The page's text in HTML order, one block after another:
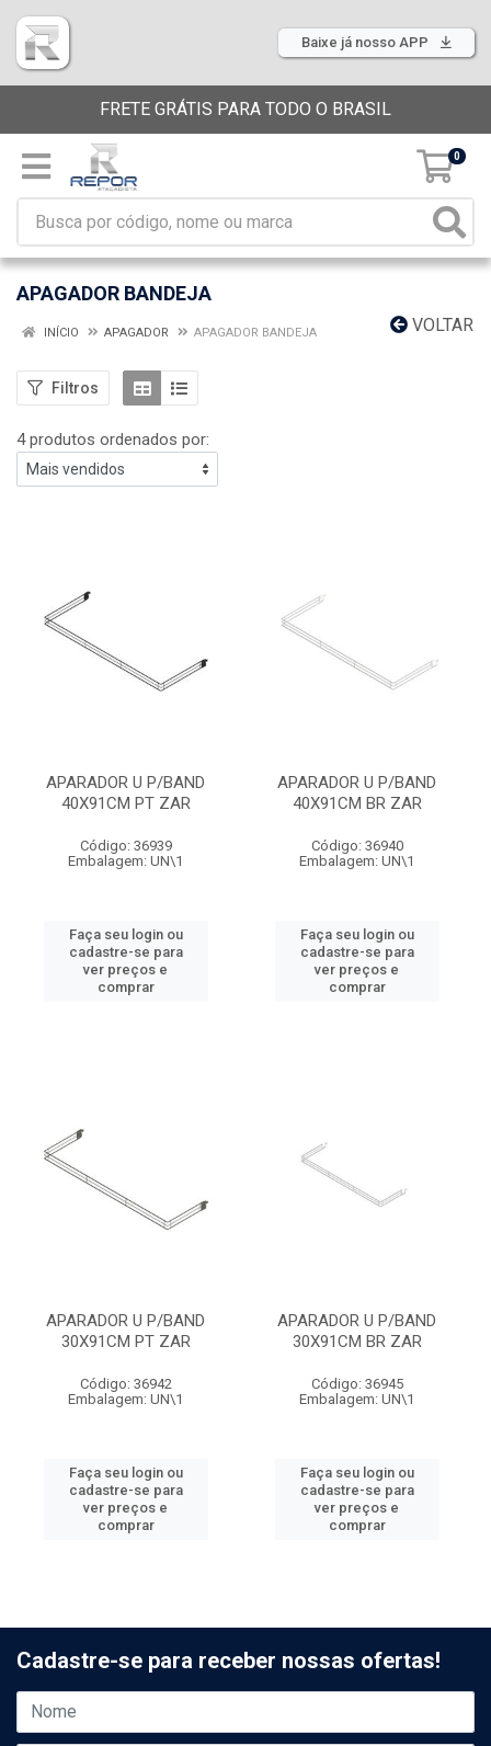
Baixe já nosso APP
FRETE GRÁTIS PARA TODO O BRASIL
0
APAGADOR BANDEJA
VOLTAR
INÍCIO APAGADOR APAGADOR BANDEJA
Filtros
4 produtos ordenados por:
APARADOR U P/BAND
40X91CM PT ZAR
Código: 36939
Embalagem: UN\1
Faça seu login ou
cadastre-se para
ver preços e
comprar
APARADOR U P/BAND
40X91CM BR ZAR
Código: 36940
Embalagem: UN\1
Faça seu login ou
cadastre-se para
ver preços e
comprar
APARADOR U P/BAND
30X91CM PT ZAR
Código: 36942
Embalagem: UN\1
Faça seu login ou
cadastre-se para
ver preços e
comprar
APARADOR U P/BAND
30X91CM BR ZAR
Código: 36945
Embalagem: UN\1
Faça seu login ou
cadastre-se para
ver preços e
comprar
Cadastre-se para receber nossas ofertas!